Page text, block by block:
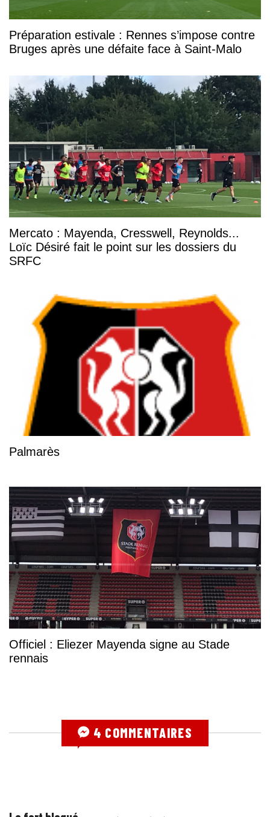
Préparation estivale : Rennes s’impose contre
Bruges après une défaite face à Saint-Malo
Mercato : Mayenda, Cresswell, Reynolds...
Loïc Désiré fait le point sur les dossiers du
SRFC
Palmarès
Officiel : Eliezer Mayenda signe au Stade
rennais
4 COMMENTAIRES